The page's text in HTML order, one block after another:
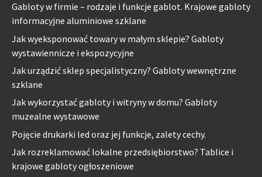
Gabloty w firmie – rodzaje i funkcje gablot. Krajowe gabloty
informacyjne aluminiowe szklane
Jak wyeksponować towary w małym sklepie? Gabloty
wystawiennicze i ekspozycyjne
Jak urządzić sklep specjalistyczny? Gabloty wewnętrzne
szklane
Jak wykorzystać gabloty i witryny w domu? Gabloty
muzealne wystawowe
Pojęcie drukarki led oraz jej funkcje, zalety cechy.
Jak rozreklamować lokalne przedsiębiorstwo? Tablice i
krajowe gabloty ogłoszeniowe